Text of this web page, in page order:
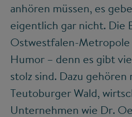
anhören müssen, es
eigentlich gar nicht. Die
Ostwestfalen-
Humor – denn es gibt
stolz sind. Dazu
Teutoburger Wald,
Unternehmen wie Dr.